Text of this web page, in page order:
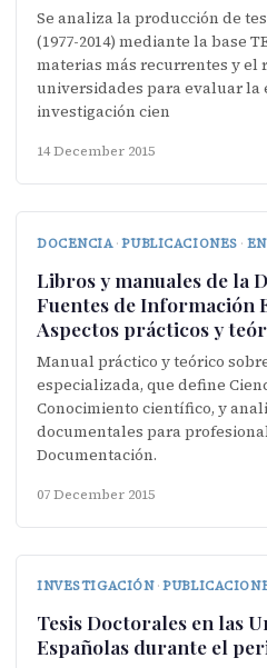
Se analiza la producción de
(1977-2014) mediante la base
materias más recurrentes y el
universidades para evaluar la
investigación cien
14 December 2015
DOCENCIA · PUBLICACIONES ·
Libros y manuales de la
Fuentes de Información
Aspectos prácticos y
Manual práctico y teórico
especializada, que define
Conocimiento científico, y
documentales para
Documentación.
07 December 2015
INVESTIGACIÓN ·
Tesis Doctorales en las
Españolas durante el